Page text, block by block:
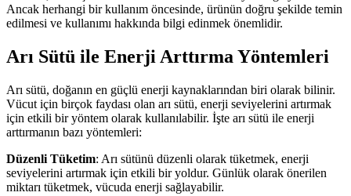
Ancak herhangi bir kullanım öncesinde, ürünün doğru şekilde temin
edilmesi ve kullanımı hakkında bilgi edinmek önemlidir.
Arı Sütü ile Enerji Arttırma Yöntemleri
Arı sütü, doğanın en güçlü enerji kaynaklarından biri olarak bilinir.
Vücut için birçok faydası olan arı sütü, enerji seviyelerini artırmak
için etkili bir yöntem olarak kullanılabilir. İşte arı sütü ile enerji
arttırmanın bazı yöntemleri:
Düzenli Tüketim: Arı sütünü düzenli olarak tüketmek, enerji
seviyelerini artırmak için etkili bir yoldur. Günlük olarak önerilen
miktarı tüketmek, vücuda enerji sağlayabilir.